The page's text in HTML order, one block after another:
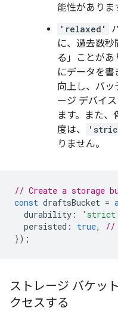
能性がありま
'relaxed'
に、過去数
る」ことがあ
にデータを
向上し、バッ
ージ デバイ
ます。また
度は、
りません。
// Create a storage
const draftsBucket =
durability : 'strict'
persisted : true,
//
});
ストレージ バケッ
クセスする